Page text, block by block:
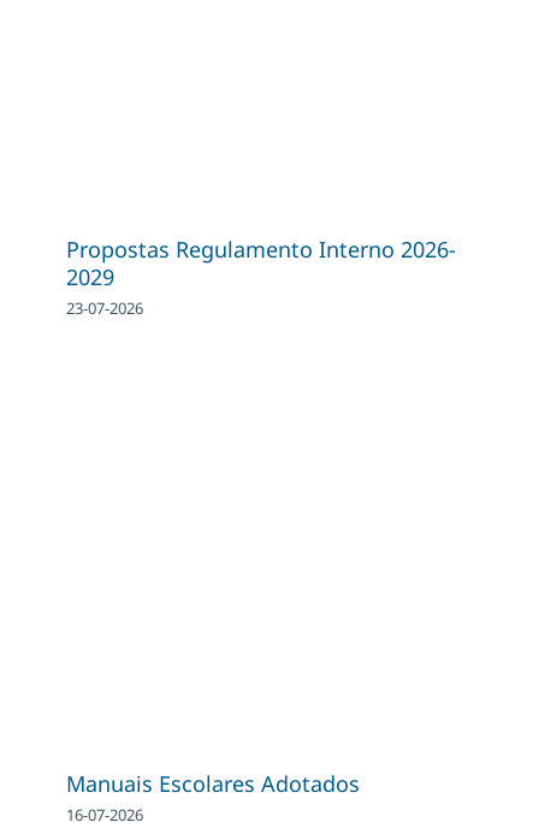
Propostas Regulamento Interno 2026-
2029
23-07-2026
Manuais Escolares Adotados
16-07-2026